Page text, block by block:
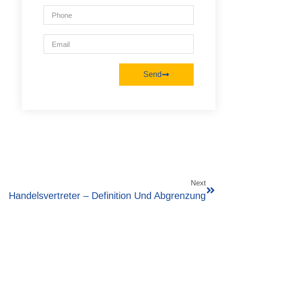
Send
Next
Handelsvertreter – Definition Und Abgrenzung